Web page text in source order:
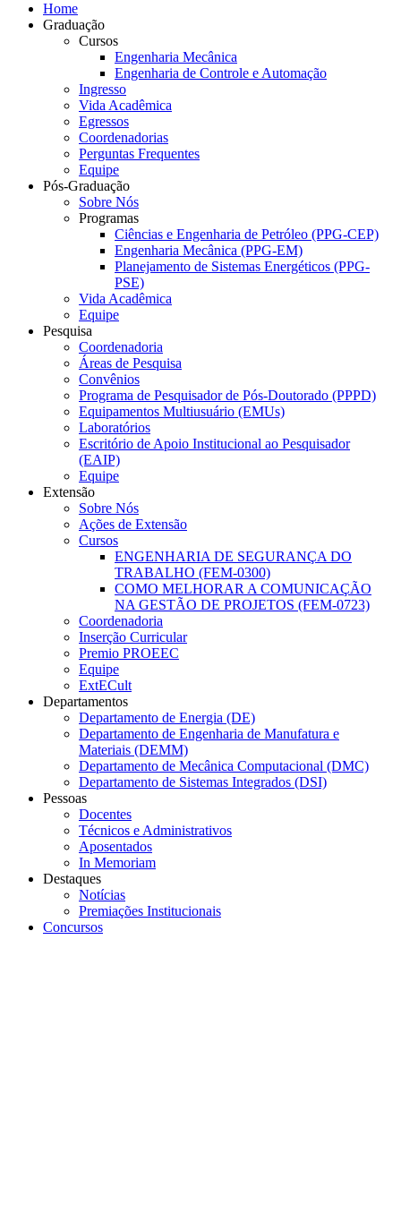
Home
Graduação
Cursos
Engenharia Mecânica
Engenharia de Controle e Automação
Ingresso
Vida Acadêmica
Egressos
Coordenadorias
Perguntas Frequentes
Equipe
Pós-Graduação
Sobre Nós
Programas
Ciências e Engenharia de Petróleo (PPG-CEP)
Engenharia Mecânica (PPG-EM)
Planejamento de Sistemas Energéticos (PPG-
PSE)
Vida Acadêmica
Equipe
Pesquisa
Coordenadoria
Áreas de Pesquisa
Convênios
Programa de Pesquisador de Pós-Doutorado (PPPD)
Equipamentos Multiusuário (EMUs)
Laboratórios
Escritório de Apoio Institucional ao Pesquisador
(EAIP)
Equipe
Extensão
Sobre Nós
Ações de Extensão
Cursos
ENGENHARIA DE SEGURANÇA DO
TRABALHO (FEM-0300)
COMO MELHORAR A COMUNICAÇÃO
NA GESTÃO DE PROJETOS (FEM-0723)
Coordenadoria
Inserção Curricular
Premio PROEEC
Equipe
ExtECult
Departamentos
Departamento de Energia (DE)
Departamento de Engenharia de Manufatura e
Materiais (DEMM)
Departamento de Mecânica Computacional (DMC)
Departamento de Sistemas Integrados (DSI)
Pessoas
Docentes
Técnicos e Administrativos
Aposentados
In Memoriam
Destaques
Notícias
Premiações Institucionais
Concursos